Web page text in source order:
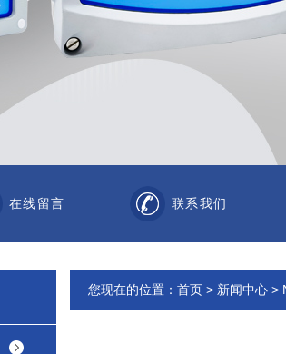
在线留言 联系我们
您现在的位置： 首页 > 新闻中心 >